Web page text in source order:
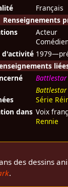
Français
Renseignements
Acteur
d'activité
Battlestar
Série
dans Voix
Rennie
des dessins
.